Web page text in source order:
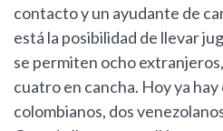
contacto y un ayudante de
está la posibilidad de llevar
se permiten ocho
cuatro en cancha. Hoy ya
colombianos, dos